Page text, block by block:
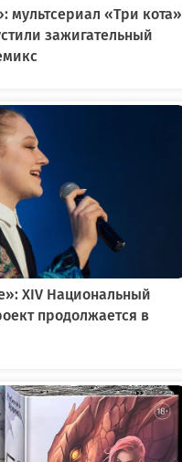
мультсериал «Три кота»
зажигательный
XIV Национальный
продолжается в